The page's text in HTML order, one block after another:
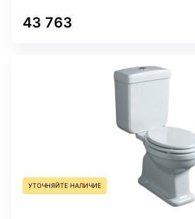
43 763
УТОЧНЯЙТЕ НАЛИЧИЕ